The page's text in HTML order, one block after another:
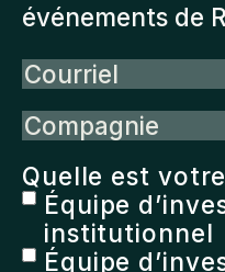
événements de
Courriel
Compagnie
Quelle est
Équipe
institutionnel
Équipe